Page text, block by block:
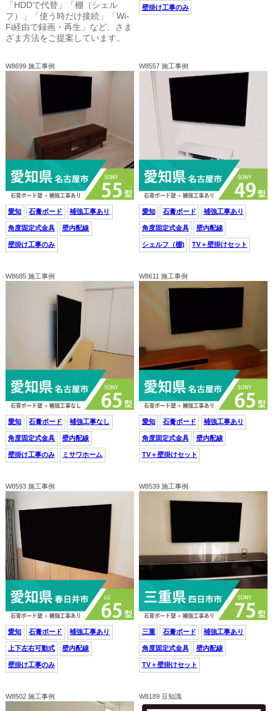
「HDDで代替」「棚（シェル
フ）」「使う時だけ接続」「Wi-
Fi経由で録画・再生」など、さま
ざま方法をご提案しています。
壁掛け工事のみ
W8699 施工事例
愛知 石膏ボード 補強工事あり
角度固定式金具 壁内配線
壁掛け工事のみ
W8557 施工事例
愛知 石膏ボード 補強工事あり
角度固定式金具 壁内配線
シェルフ（棚) TV＋壁掛けセット
W8685 施工事例
愛知 石膏ボード 補強工事なし
角度固定式金具 壁内配線
壁掛け工事のみ ミサワホーム
W8611 施工事例
愛知 石膏ボード 補強工事あり
角度固定式金具 壁内配線
TV＋壁掛けセット
W8593 施工事例
愛知 石膏ボード 補強工事あり
上下左右可動式 壁内配線
壁掛け工事のみ
W8539 施工事例
三重 石膏ボード 補強工事あり
角度固定式金具 壁内配線
TV＋壁掛けセット
W8502 施工事例 W8189 豆知識